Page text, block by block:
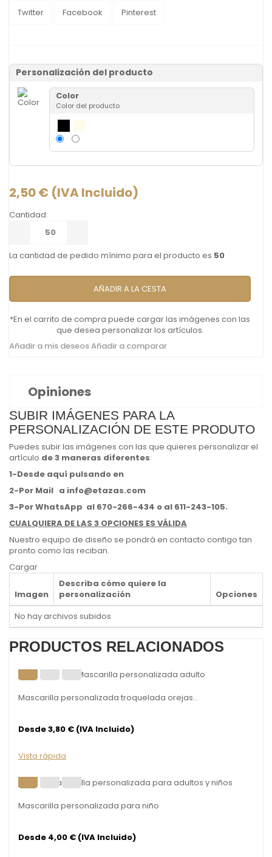
Twitter Facebook Pinterest
Personalización del producto
Color
Color del producto
2,50 € (IVA Incluido)
Cantidad:
La cantidad de pedido mínimo para el producto es 50
AÑADIR A LA CESTA
*En el carrito de compra puede cargar las imágenes con las
que desea personalizar los artículos.
Añadir a mis deseosAñadir a comparar
Opiniones
SUBIR IMÁGENES PARA LA
PERSONALIZACIÓN DE ESTE PRODUTO
Puedes subir las imágenes con las que quieres personalizar el
artículo de 3 maneras diferentes:
1-Desde aquí pulsando en
2-Por Mail a info@etazas.com
3-Por WhatsApp al 670-266-434 o al 611-243-105.
CUALQUIERA DE LAS 3 OPCIONES ES VÁLIDA
Nuestro equipo de diseño se pondrá en contacto contigo tan
pronto como las reciban.
Cargar
Imagen
Describa cómo quiere la
personalización
Opciones
No hay archivos subidos
PRODUCTOS RELACIONADOS
Mascarilla personalizada troquelada orejas...
Desde 3,80 € (IVA Incluido)
Vista rápida
Mascarilla personalizada para niño
Desde 4,00 € (IVA Incluido)